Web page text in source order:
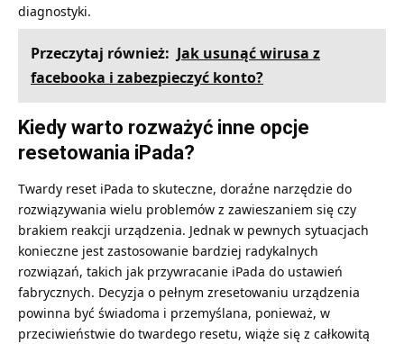
diagnostyki.
Przeczytaj również: Jak usunąć wirusa z
facebooka i zabezpieczyć konto?
Kiedy warto rozważyć inne opcje
resetowania iPada?
Twardy reset iPada to skuteczne, doraźne narzędzie do
rozwiązywania wielu problemów z zawieszaniem się czy
brakiem reakcji urządzenia. Jednak w pewnych sytuacjach
konieczne jest zastosowanie bardziej radykalnych
rozwiązań, takich jak przywracanie iPada do ustawień
fabrycznych. Decyzja o pełnym zresetowaniu urządzenia
powinna być świadoma i przemyślana, ponieważ, w
przeciwieństwie do twardego resetu, wiąże się z całkowitą